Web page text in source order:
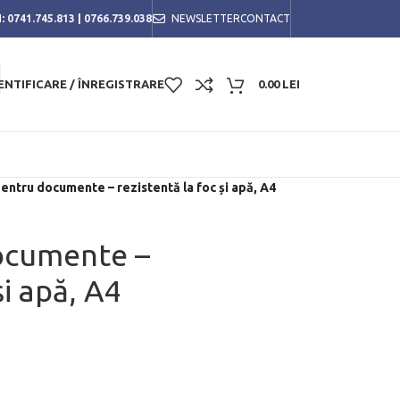
0741.745.813 0766.739.038 NEWSLETTERCONTACT
/ ÎNREGISTRARE 0.00 LEI
documente – rezistentă la foc și apă, A4
–
apă, A4